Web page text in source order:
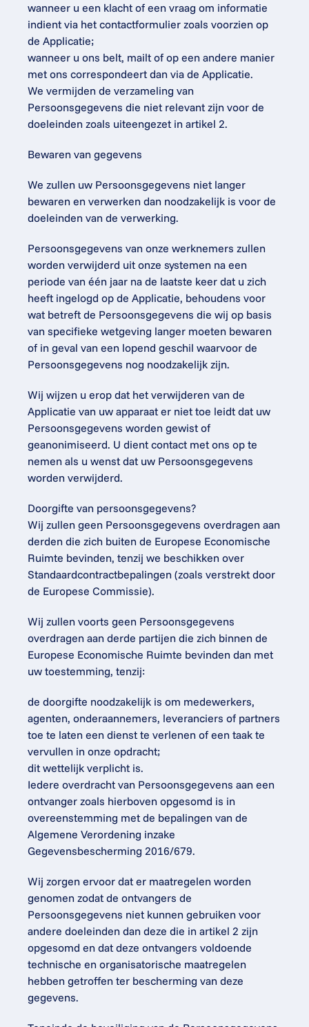
wanneer u een klacht of een vraag om informatie
indient via het contactformulier zoals voorzien op
de Applicatie;
wanneer u ons belt, mailt of op een andere manier
met ons correspondeert dan via de Applicatie.
We vermijden de verzameling van
Persoonsgegevens die niet relevant zijn voor de
doeleinden zoals uiteengezet in artikel 2.
Bewaren van gegevens
We zullen uw Persoonsgegevens niet langer
bewaren en verwerken dan noodzakelijk is voor de
doeleinden van de verwerking.
Persoonsgegevens van onze werknemers zullen
worden verwijderd uit onze systemen na een
periode van één jaar na de laatste keer dat u zich
heeft ingelogd op de Applicatie, behoudens voor
wat betreft de Persoonsgegevens die wij op basis
van specifieke wetgeving langer moeten bewaren
of in geval van een lopend geschil waarvoor de
Persoonsgegevens nog noodzakelijk zijn.
Wij wijzen u erop dat het verwijderen van de
Applicatie van uw apparaat er niet toe leidt dat uw
Persoonsgegevens worden gewist of
geanonimiseerd. U dient contact met ons op te
nemen als u wenst dat uw Persoonsgegevens
worden verwijderd.
Doorgifte van persoonsgegevens?
Wij zullen geen Persoonsgegevens overdragen aan
derden die zich buiten de Europese Economische
Ruimte bevinden, tenzij we beschikken over
Standaardcontractbepalingen (zoals verstrekt door
de Europese Commissie).
Wij zullen voorts geen Persoonsgegevens
overdragen aan derde partijen die zich binnen de
Europese Economische Ruimte bevinden dan met
uw toestemming, tenzij:
de doorgifte noodzakelijk is om medewerkers,
agenten, onderaannemers, leveranciers of partners
toe te laten een dienst te verlenen of een taak te
vervullen in onze opdracht;
dit wettelijk verplicht is.
Iedere overdracht van Persoonsgegevens aan een
ontvanger zoals hierboven opgesomd is in
overeenstemming met de bepalingen van de
Algemene Verordening inzake
Gegevensbescherming 2016/679.
Wij zorgen ervoor dat er maatregelen worden
genomen zodat de ontvangers de
Persoonsgegevens niet kunnen gebruiken voor
andere doeleinden dan deze die in artikel 2 zijn
opgesomd en dat deze ontvangers voldoende
technische en organisatorische maatregelen
hebben getroffen ter bescherming van deze
gegevens.